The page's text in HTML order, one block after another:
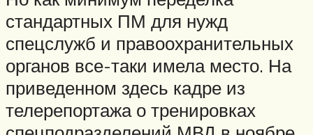
стандартных ПМ для нужд
спецслужб и правоохранительных
органов все-таки имела место. На
приведенном здесь кадре из
телерепортажа о тренировках